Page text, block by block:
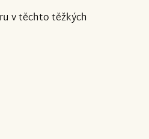
v těchto těžkých